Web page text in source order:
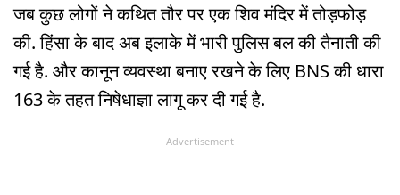
जब कुछ लोगों ने कथित तौर पर एक शिव मंदिर में तोड़फोड़
की. हिंसा के बाद अब इलाके में भारी पुलिस बल की तैनाती की
गई है. और कानून व्यवस्था बनाए रखने के लिए BNS की धारा
163 के तहत निषेधाज्ञा लागू कर दी गई है.
Advertisement